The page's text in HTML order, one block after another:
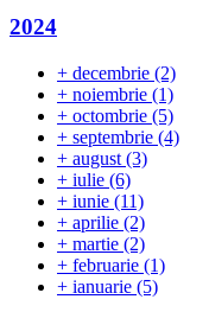
2024
+ decembrie (2)
+ noiembrie (1)
+ octombrie (5)
+ septembrie (4)
+ august (3)
+ iulie (6)
+ iunie (11)
+ aprilie (2)
+ martie (2)
+ februarie (1)
+ ianuarie (5)